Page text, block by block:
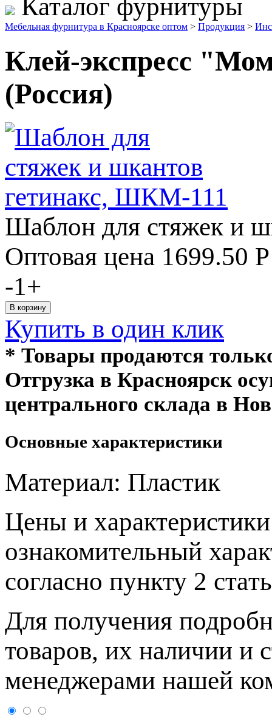
Каталог фурнитуры
Мебельная фурнитура в Красноярске оптом > Продукция >
Клей-экспресс
(Россия)
Шаблон для стяжек и
Оптовая цена 1699.50 Р
-1+
Купить в один клик
* Товары продаются
Отгрузка в Красноярск
центрального склада в
Основные характеристики
Материал: Пластик
Цeны и
ознакомительный
согласно пункту 2
Для пoлучения
товaров, их нaличии и
менеджерами нашей